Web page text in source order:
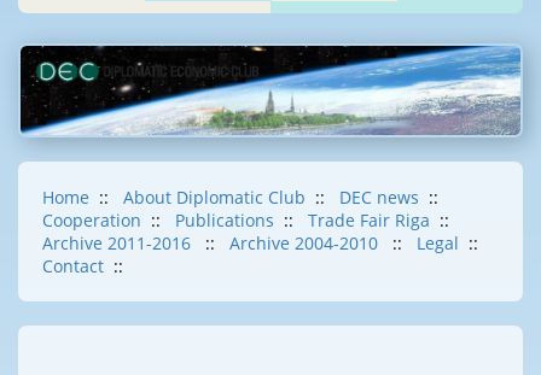
Home :: About Diplomatic Club :: DEC news ::
Cooperation :: Publications :: Trade Fair Riga ::
Archive 2011-2016
:: Archive 2004-2010 :: Legal ::
Contact ::